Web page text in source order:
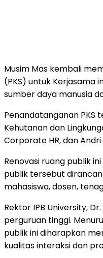
Musim Mas kembali
(PKS) untuk Kerjasama
sumber daya manusia
Penandatanganan PKS
Kehutanan dan
Corporate HR, dan
Renovasi ruang publik
publik tersebut
mahasiswa, dosen,
Rektor IPB University, Dr.
perguruan tinggi.
publik ini diharapkan
kualitas interaksi dan